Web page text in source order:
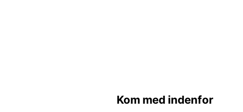
Kom med indenfor